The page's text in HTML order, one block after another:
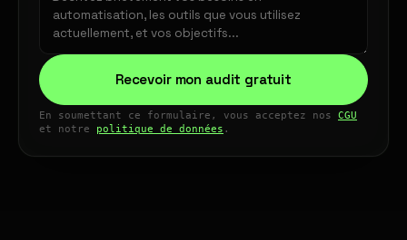
Recevoir mon audit gratuit
En soumettant ce formulaire, vous acceptez nos CGU
et notre politique de données .